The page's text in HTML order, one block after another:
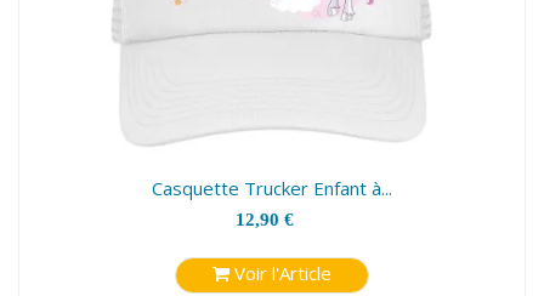
Casquette Trucker Enfant à...
12,90 €
Voir l'Article